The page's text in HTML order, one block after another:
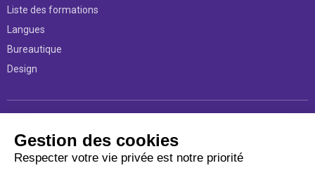
Liste des formations
Langues
Bureautique
Design
Mentions légales
Gestion des cookies
Respecter votre vie privée est notre priorité